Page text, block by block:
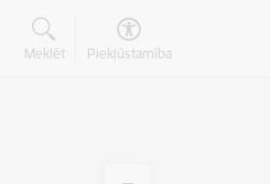
Meklēt Piekļūstamība